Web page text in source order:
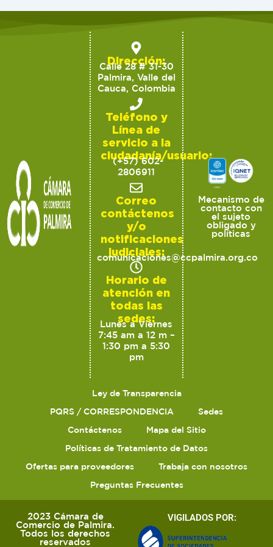
Dirección:
Calle 28 # 31-30
Palmira, Valle del
Cauca, Colombia
Teléfono y
Línea de
servicio a la
ciudadanía/usuario:
(+57) 602-
2806911
Correo
contáctenos
y/o
notificaciones
judiciales:
comunicaciones@ccpalmira.org.co
Horario de
atención en
todas las
sedes:
Lunes a Viernes
7:45 am a 12 m –
1:30 pm a 5:30
pm
Mecanismo de
contacto con
el sujeto
obligado y
políticas
Ley de Transparencia
PQRS / CORRESPONDENCIA
Sedes
Contáctenos
Mapa del Sitio
Políticas de Tratamiento de Datos
Ofertas para proveedores
Trabaja con nosotros
Preguntas Frecuentes
2023 Cámara de
Comercio de Palmira.
Todos los derechos
reservados
VIGILADOS POR: